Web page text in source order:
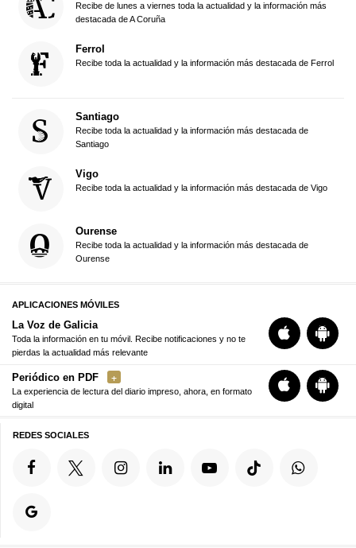
Recibe de lunes a viernes toda la actualidad y la información más
destacada de A Coruña
Ferrol
Recibe toda la actualidad y la información más destacada de Ferrol
Santiago
Recibe toda la actualidad y la información más destacada de
Santiago
Vigo
Recibe toda la actualidad y la información más destacada de Vigo
Ourense
Recibe toda la actualidad y la información más destacada de
Ourense
APLICACIONES MÓVILES
La Voz de Galicia
Toda la información en tu móvil. Recibe notificaciones y no te
pierdas la actualidad más relevante
Periódico en PDF
La experiencia de lectura del diario impreso, ahora, en formato
digital
REDES SOCIALES